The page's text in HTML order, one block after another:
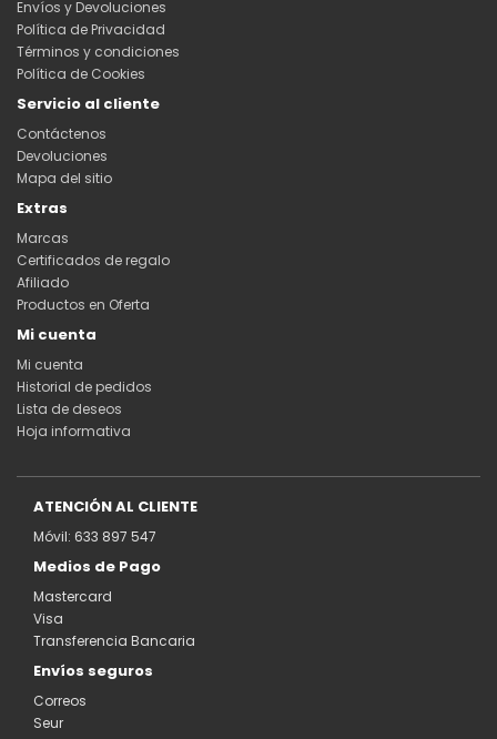
Envíos y Devoluciones
Política de Privacidad
Términos y condiciones
Política de Cookies
Servicio al cliente
Contáctenos
Devoluciones
Mapa del sitio
Extras
Marcas
Certificados de regalo
Afiliado
Productos en Oferta
Mi cuenta
Mi cuenta
Historial de pedidos
Lista de deseos
Hoja informativa
ATENCIÓN AL CLIENTE
Móvil: 633 897 547
Medios de Pago
Mastercard
Visa
Transferencia Bancaria
Envíos seguros
Correos
Seur